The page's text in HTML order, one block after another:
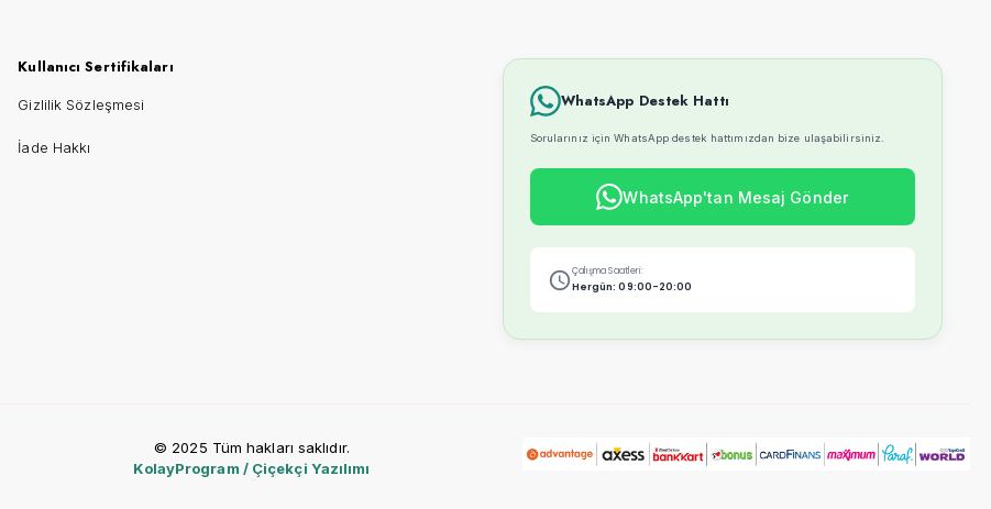
Kullanıcı Sertifikaları
Gizlilik Sözleşmesi
İade Hakkı
WhatsApp Destek Hattı
Sorularınız için WhatsApp destek hattımızdan bize ulaşabilirsiniz.
WhatsApp'tan Mesaj Gönder
Çalışma Saatleri:
Hergün: 09:00-20:00
© 2025 Tüm hakları saklıdır.
KolayProgram / Çiçekçi Yazılımı